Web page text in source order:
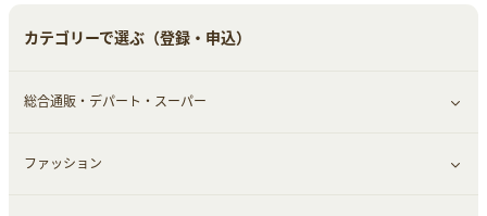
カテゴリーで選ぶ（登録・申込）
総合通販・デパート・スーパー
すべて見る
ファッション